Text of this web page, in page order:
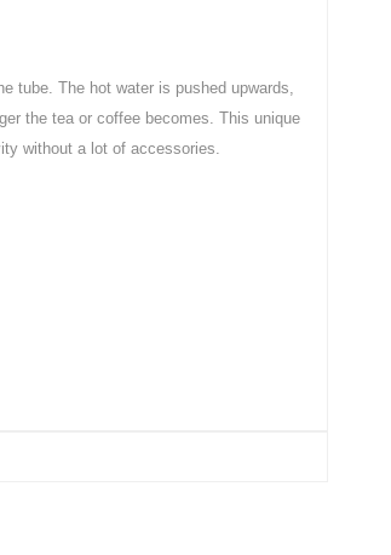
tube. The hot water is pushed upwards,
the tea or coffee becomes. This unique
without a lot of accessories.